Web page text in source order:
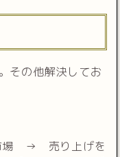
その他解決してお
場 → 売り上げを